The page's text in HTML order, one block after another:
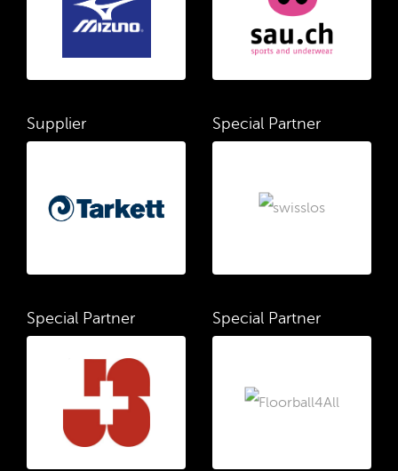
Supplier Special Partner
Special Partner Special Partner